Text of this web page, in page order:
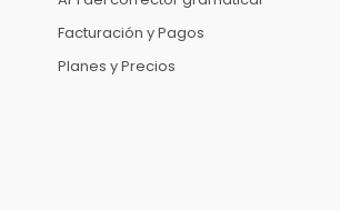
Facturación y Pagos
Planes y Precios